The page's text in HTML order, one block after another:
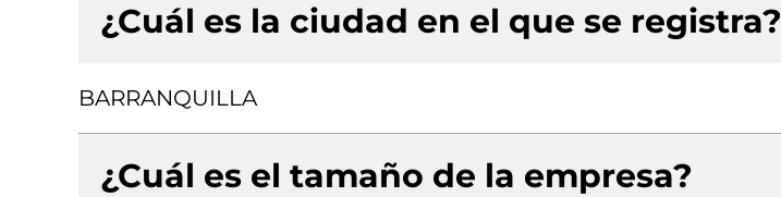
¿Cuál es la ciudad en el que se registra?
BARRANQUILLA
¿Cuál es el tamaño de la empresa?